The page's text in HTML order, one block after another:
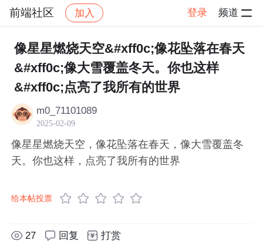
前端社区 加入 登录 频道
社区 前端社区 感慨 帖子详情
像星星燃烧天空&#xff0c;像花坠落在春天
&#xff0c;像大雪覆盖冬天。你也这样
&#xff0c;点亮了我所有的世界
m0_71101089
2025-02-09
像星星燃烧天空，像花坠落在春天，像大雪覆盖冬
天。你也这样，点亮了我所有的世界
给本帖投票
27 回复 打赏